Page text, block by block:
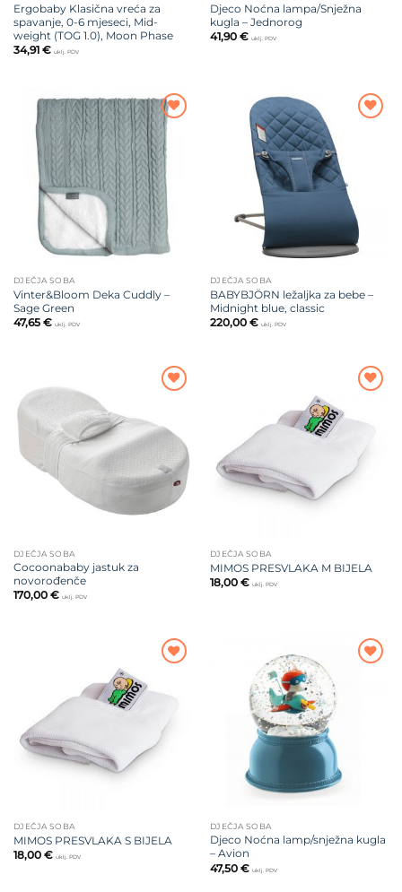
Ergobaby Klasična vreća za
spavanje, 0-6 mjeseci, Mid-
weight (TOG 1.0), Moon Phase
34,91 € uklj. PDV
Djeco Noćna lampa/Snježna
kugla – Jednorog
41,90 € uklj. PDV
Dodajte
na listu
želja
DJEČJA SOBA
Vinter&Bloom Deka Cuddly –
Sage Green
47,65 € uklj. PDV
DJEČJA SOBA
BABYBJÖRN ležaljka za bebe –
Midnight blue, classic
220,00 € uklj. PDV
želja
DJEČJA SOBA
Cocoonababy jastuk za
novorođenče
170,00 € uklj. PDV
želja
DJEČJA SOBA
MIMOS PRESVLAKA M BIJELA
18,00 € uklj. PDV
želja
DJEČJA SOBA
MIMOS PRESVLAKA S BIJELA
18,00 € uklj. PDV
DJEČJA SOBA
Djeco Noćna lamp/snježna kugla
– Avion
47,50 € uklj. PDV